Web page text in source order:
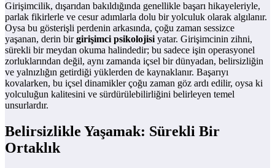
Girişimcilik, dışarıdan bakıldığında genellikle başarı hikayeleriyle,
parlak fikirlerle ve cesur adımlarla dolu bir yolculuk olarak algılanır.
Oysa bu gösterişli perdenin arkasında, çoğu zaman sessizce
yaşanan, derin birgirişimci psikolojisi yatar. Girişimcinin zihni,
sürekli bir meydan okuma halindedir; bu sadece işin operasyonel
zorluklarından değil, aynı zamanda içsel bir dünyadan, belirsizliğin
ve yalnızlığın getirdiği yüklerden de kaynaklanır. Başarıyı
kovalarken, bu içsel dinamikler çoğu zaman göz ardı edilir, oysa ki
yolculuğun kalitesini ve sürdürülebilirliğini belirleyen temel
unsurlardır.
Belirsizlikle Yaşamak: Sürekli Bir
Ortaklık